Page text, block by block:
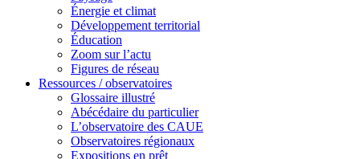
Énergie et climat
Développement territorial
Éducation
Zoom sur l’actu
Figures de réseau
Ressources / observatoires
Glossaire illustré
Abécédaire du particulier
L’observatoire des CAUE
Observatoires régionaux
Expositions en prêt